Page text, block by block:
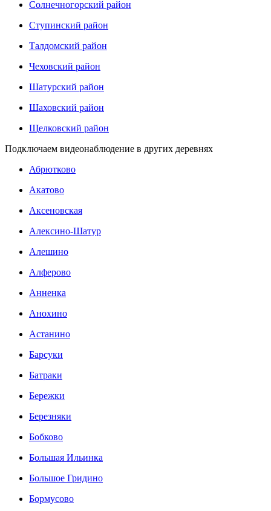
Солнечногорский район
Ступинский район
Талдомский район
Чеховский район
Шатурский район
Шаховский район
Щелковский район
Подключаем видеонаблюдение в других деревнях
Абрютково
Акатово
Аксеновская
Алексино-Шатур
Алешино
Алферово
Анненка
Анохино
Астанино
Барсуки
Батраки
Бережки
Березняки
Бобково
Большая Ильинка
Большое Гридино
Бормусово